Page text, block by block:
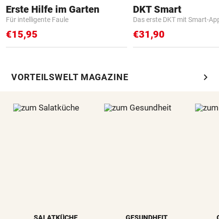
Erste Hilfe im Garten
Für intelligente Faule
€15,95
DKT Smart
Das erste DKT mit Smart-
€31,90
VORTEILSWELT MAGAZINE chevron_right
SALATKÜCHE GESUNDHEIT